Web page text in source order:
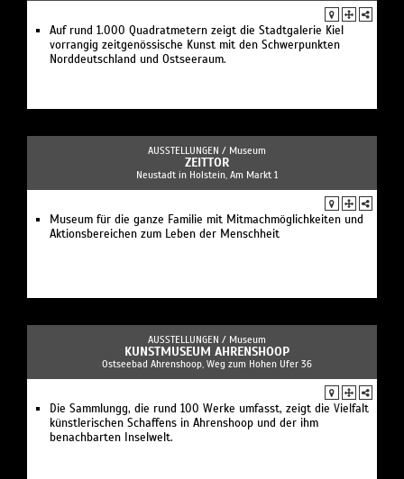
Auf rund 1.000 Quadratmetern zeigt die Stadtgalerie Kiel
vorrangig zeitgenössische Kunst mit den Schwerpunkten
Norddeutschland und Ostseeraum.
AUSSTELLUNGEN / Museum
ZEITTOR
Neustadt in Holstein, Am Markt 1
Museum für die ganze Familie mit Mitmachmöglichkeiten und
Aktionsbereichen zum Leben der Menschheit
AUSSTELLUNGEN / Museum
KUNSTMUSEUM AHRENSHOOP
Ostseebad Ahrenshoop, Weg zum Hohen Ufer 36
Die Sammlungg, die rund 100 Werke umfasst, zeigt die Vielfalt
künstlerischen Schaffens in Ahrenshoop und der ihm
benachbarten Inselwelt.